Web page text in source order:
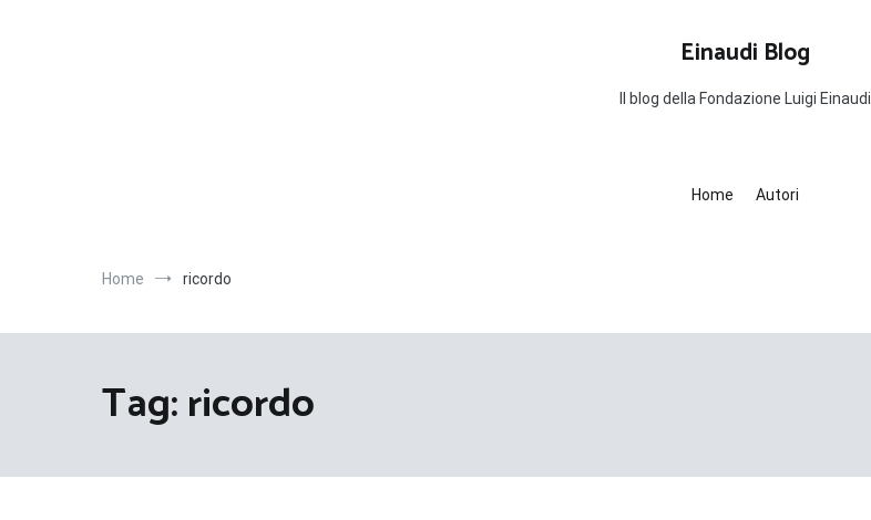
Einaudi Blog
Il blog della Fondazione Luigi Einaudi
Home Autori
Home ricordo
Tag:ricordo